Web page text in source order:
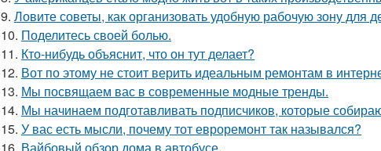
9. Ловите советы, как организовать удобную рабочую зону для
10. Поделитесь своей болью.
11. Кто-нибудь объяснит, что он тут делает?
12. Вот по этому не стоит верить идеальным ремонтам в
13. Мы посвящаем вас в современные модные тренды.
14. Мы начинаем подготавливать подписчиков, которые
15. У вас есть мысли, почему тот евроремонт так назывался?